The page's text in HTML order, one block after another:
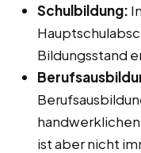
Schulbildung:
Bildungsstand
ist aber nicht